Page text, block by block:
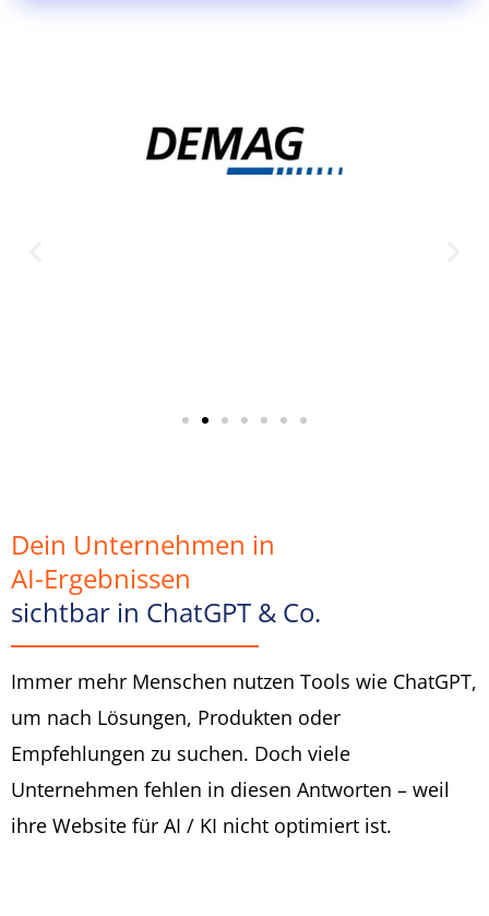
Dein Unternehmen in
AI-Ergebnissen
sichtbar in ChatGPT & Co.​
Immer mehr Menschen nutzen Tools wie ChatGPT,
um nach Lösungen, Produkten oder
Empfehlungen zu suchen. Doch viele
Unternehmen fehlen in diesen Antworten – weil
ihre Website für AI / KI nicht optimiert ist.